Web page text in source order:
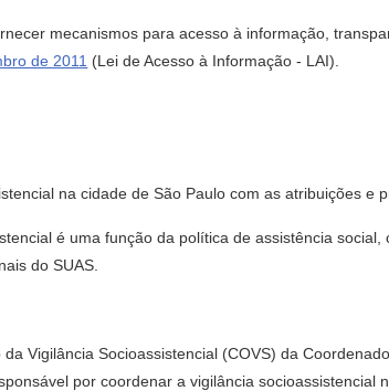
mecanismos para acesso à informação,
de 2011 (Lei de Acesso à Informação - LAI).
na cidade de São Paulo com as atribuições
é uma função da política de assistência
do SUAS.
Vigilância Socioassistencial (COVS) da
por coordenar a vigilância